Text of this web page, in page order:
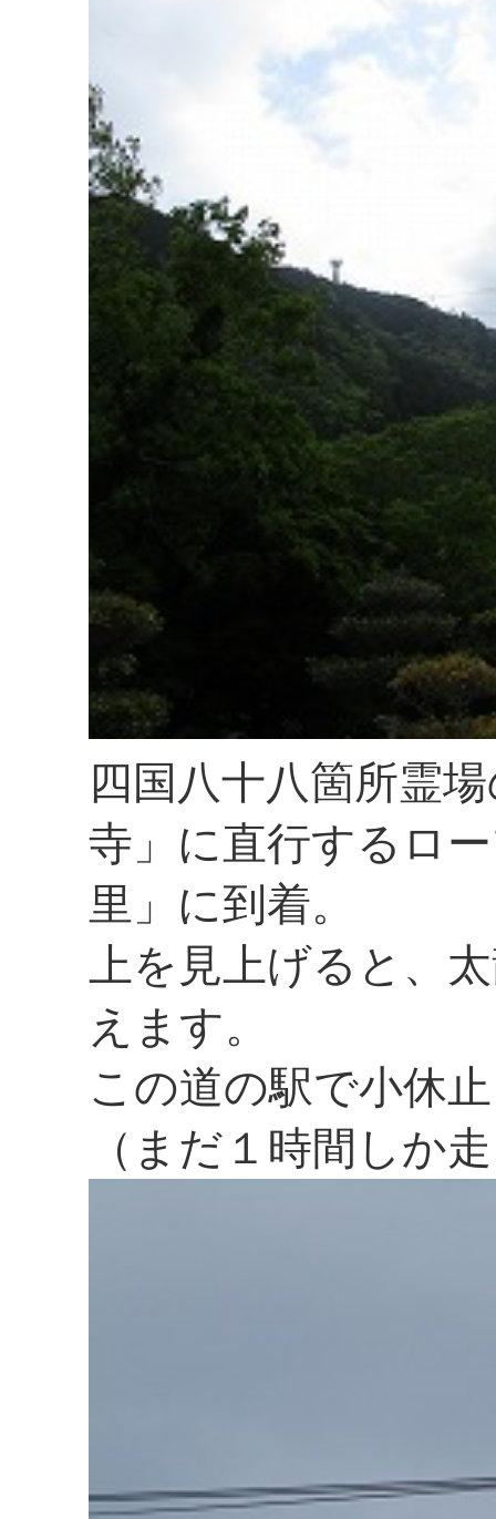
四国八十八箇所霊
寺」に直行するロ
里」に到着。
上を見上げると、
えます。
この道の駅で小休
（まだ１時間しか